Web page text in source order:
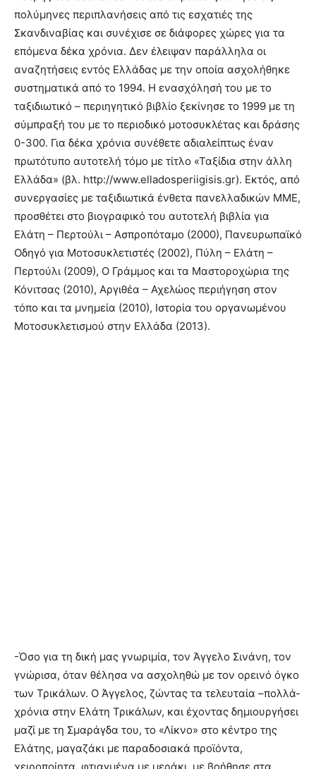
πολύμηνες περιπλανήσεις από τις εσχατιές της
Σκανδιναβίας και συνέχισε σε διάφορες χώρες για τα
επόμενα δέκα χρόνια. Δεν έλειψαν παράλληλα οι
αναζητήσεις εντός Ελλάδας με την οποία ασχολήθηκε
συστηματικά από το 1994. Η ενασχόλησή του με το
ταξιδιωτικό – περιηγητικό βιβλίο ξεκίνησε το 1999 με τη
σύμπραξή του με το περιοδικό μοτοσυκλέτας και δράσης
0-300. Για δέκα χρόνια συνέθετε αδιαλείπτως έναν
πρωτότυπο αυτοτελή τόμο με τίτλο «Ταξίδια στην άλλη
Ελλάδα» (βλ. http://www.elladosperiigisis.gr). Εκτός, από
συνεργασίες με ταξιδιωτικά ένθετα πανελλαδικών ΜΜΕ,
προσθέτει στο βιογραφικό του αυτοτελή βιβλία για
Ελάτη – Περτούλι – Ασπροπόταμο (2000), Πανευρωπαϊκό
Οδηγό για Μοτοσυκλετιστές (2002), Πύλη – Ελάτη –
Περτούλι (2009), Ο Γράμμος και τα Μαστοροχώρια της
Κόνιτσας (2010), Αργιθέα – Αχελώος περιήγηση στον
τόπο και τα μνημεία (2010), Ιστορία του οργανωμένου
Μοτοσυκλετισμού στην Ελλάδα (2013).
-Όσο για τη δική μας γνωριμία, τον Άγγελο Σινάνη, τον
γνώρισα, όταν θέλησα να ασχοληθώ με τον ορεινό όγκο
των Τρικάλων. Ο Άγγελος, ζώντας τα τελευταία –πολλά-
χρόνια στην Ελάτη Τρικάλων, και έχοντας δημιουργήσει
μαζί με τη Σμαράγδα του, το «Λίκνο» στο κέντρο της
Ελάτης, μαγαζάκι με παραδοσιακά προϊόντα,